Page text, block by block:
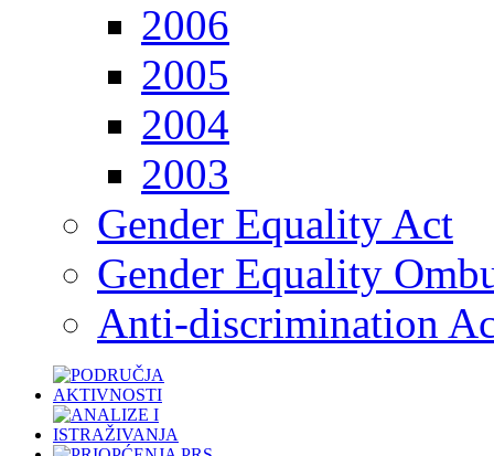
2006
2005
2004
2003
Gender Equality Act
Gender Equality
Anti-discrimination